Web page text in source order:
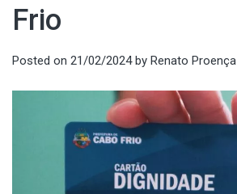
Frio
Posted on 21/02/2024by Renato Proença